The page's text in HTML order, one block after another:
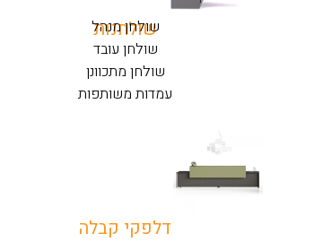
שולחנות
שולחן מנהל
שולחן עובד
שולחן מתכוונן
עמדות משותפות
דלפקי קבלה